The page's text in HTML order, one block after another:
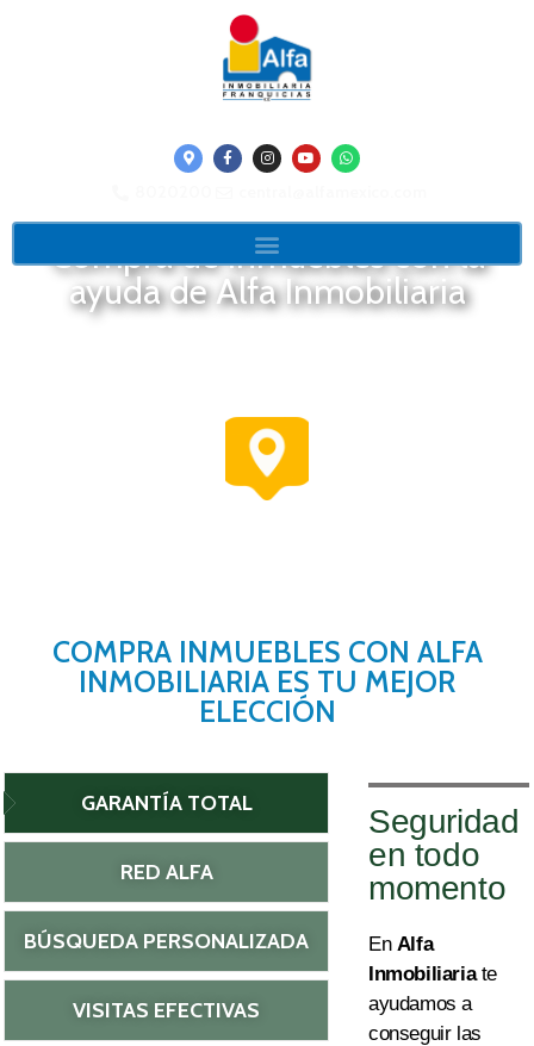
Compra de inmuebles con la
ayuda de Alfa Inmobiliaria
COMPRA INMUEBLES CON ALFA
INMOBILIARIA ES TU MEJOR
ELECCIÓN
GARANTÍA TOTAL
RED ALFA
BÚSQUEDA PERSONALIZADA
VISITAS EFECTIVAS
Seguridad
en todo
momento
En Alfa
Inmobiliariate
ayudamos a
conseguirlas